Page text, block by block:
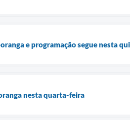
e programação segue nesta
nesta quarta-feira